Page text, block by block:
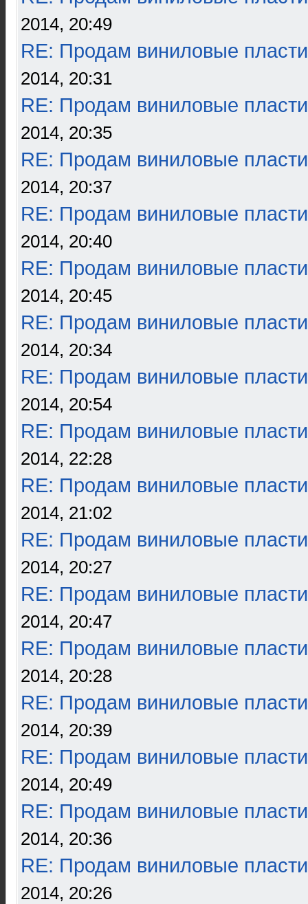
2014, 20:49
RE: Продам виниловые
2014, 20:31
RE: Продам виниловые
2014, 20:35
RE: Продам виниловые
2014, 20:37
RE: Продам виниловые
2014, 20:40
RE: Продам виниловые
2014, 20:45
RE: Продам виниловые
2014, 20:34
RE: Продам виниловые
2014, 20:54
RE: Продам виниловые
2014, 22:28
RE: Продам виниловые
2014, 21:02
RE: Продам виниловые
2014, 20:27
RE: Продам виниловые
2014, 20:47
RE: Продам виниловые
2014, 20:28
RE: Продам виниловые
2014, 20:39
RE: Продам виниловые
2014, 20:49
RE: Продам виниловые
2014, 20:36
RE: Продам виниловые
2014, 20:26